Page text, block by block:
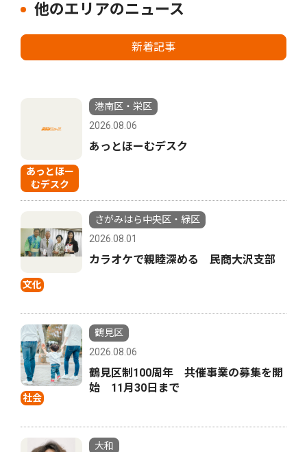
他のエリアのニュース
新着記事
あっとほー
むデスク
港南区・栄区
2026.08.06
あっとほーむデスク
文化
さがみはら中央区・緑区
2026.08.01
カラオケで親睦深める 民商大沢支部
社会
鶴見区
2026.08.06
鶴見区制100周年 共催事業の募集を開
始 11月30日まで
大和